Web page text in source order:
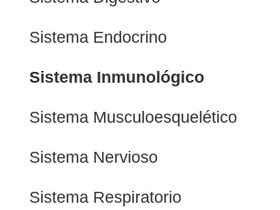
Sistema Endocrino
Sistema Inmunológico
Sistema Musculoesquelético
Sistema Nervioso
Sistema Respiratorio